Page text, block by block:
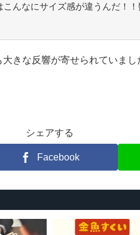
んなにサイズ感が違うんだ！！
きな反響が寄せられていまし
シェアする
Facebook